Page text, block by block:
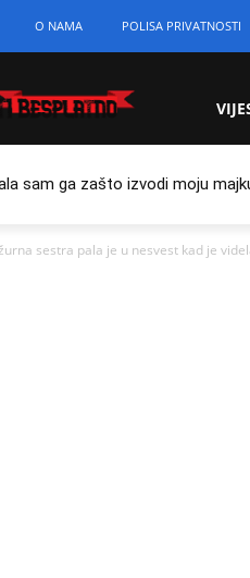
O NAMA POLISA PRIVATNOSTI
sam ga zašto izvodi moju
sestra pala je u nesvest kad je